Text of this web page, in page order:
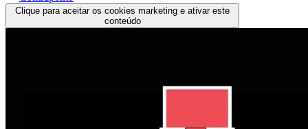
Clique para aceitar os cookies marketing e ativar este
conteúdo